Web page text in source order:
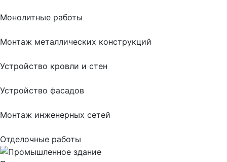
Монолитные работы
Монтаж металлических конструкций
Устройство кровли и стен
Устройство фасадов
Монтаж инженерных сетей
Отделочные работы